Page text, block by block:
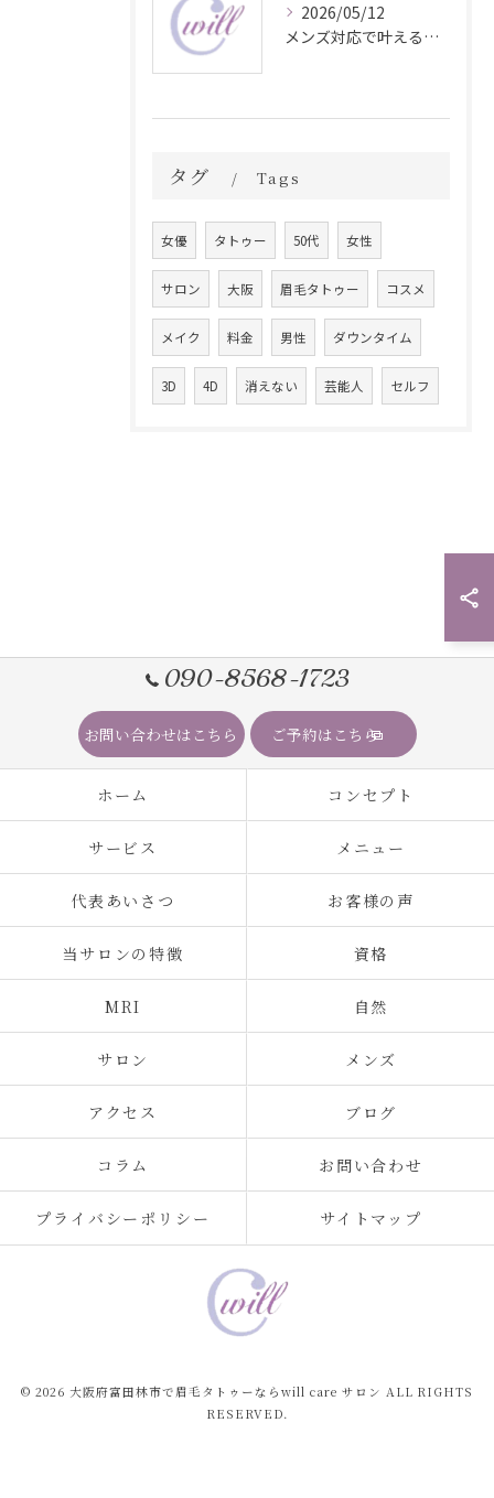
2026/05/12
メンズ対応で叶える自然な眉毛タトゥーの魅力
タグ Tags
女優 タトゥー 50代 女性
サロン 大阪 眉毛タトゥー コスメ
メイク 料金 男性 ダウンタイム
3D 4D 消えない 芸能人 セルフ
090-8568-1723
お問い合わせはこちら ご予約はこちら
ホーム コンセプト
サービス メニュー
代表あいさつ お客様の声
当サロンの特徴 資格
MRI 自然
サロン メンズ
アクセス ブログ
コラム お問い合わせ
プライバシーポリシー サイトマップ
© 2026 大阪府富田林市で眉毛タトゥーならwill care サロン ALL RIGHTS
RESERVED.